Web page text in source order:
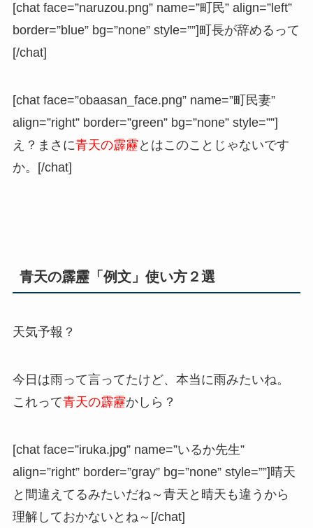
[chat face=”naruzou.png” name=”町民” align=”left”
border=”blue” bg=”none” style=””]町長が辞めるって
[/chat]
[chat face=”obaasan_face.png” name=”町民妻”
align=”right” border=”green” bg=”none” style=””]
え？まさに青天の霹靂 とはこのことじゃないです
か。[/chat]
青天の霹靂「例文」使い方２選
天気予報？
今日は雨って言ってたけど、本当に雨みたいね。
これって青天の霹靂かしら？
[chat face=”iruka.jpg” name=”いるか先生”
align=”right” border=”gray” bg=”none” style=””]晴天
と間違えてるみたいだね～青天と晴天も違うから
理解しておかないとね～[/chat]